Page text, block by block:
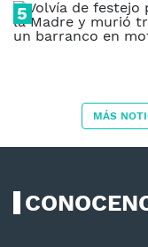
MÁS